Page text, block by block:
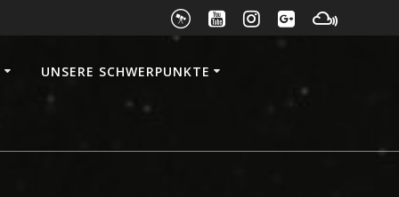
UNSERE SCHWERPUNKTE